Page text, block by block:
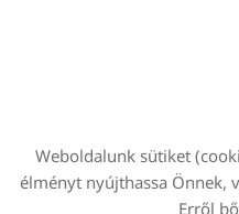
Weboldalunk sütiket
élményt nyújthassa Önnek,
Erről